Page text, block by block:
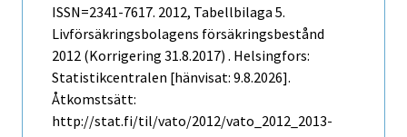
ISSN=2341-7617. 2012, Tabellbilaga 5.
Livförsäkringsbolagens försäkringsbestånd
2012 (Korrigering 31.8.2017) . Helsingfors:
Statistikcentralen [hänvisat: 9.8.2026].
Åtkomstsätt:
http://stat.fi/til/vato/2012/vato_2012_2013-